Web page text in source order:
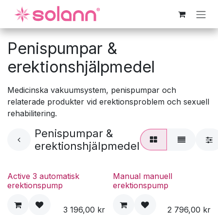
Hoppa till innehåll
Penispumpar &
erektionshjälpmedel
Medicinska vakuumsystem, penispumpar och
relaterade produkter vid erektionsproblem och sexuell
rehabilitering.
Penispumpar &
erektionshjälpmedel
Active 3 automatisk
erektionspump
3 196,00 kr
Manual manuell
erektionspump
2 796,00 kr